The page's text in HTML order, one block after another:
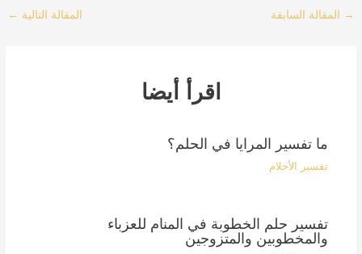
Post
→ المقالة السابقة المقالة التالية ←
اقرأ أيضا
ما تفسير المرايا في الحلم؟
تفسير الأحلام
تفسير حلم الخطوبة في المنام للعزباء
والمخطوبين والمتزوجين